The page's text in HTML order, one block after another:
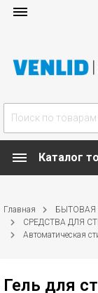
Каталог
Главная
СРЕДСТВА ДЛЯ
Автоматическая
Гель для